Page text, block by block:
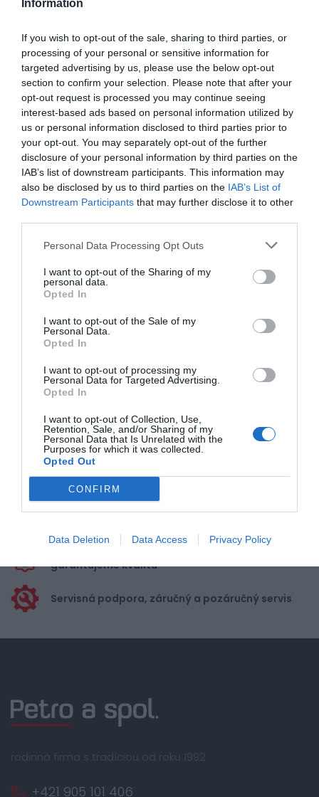
Information
If you wish to opt-out of the sale, sharing to third parties, or
processing of your personal or sensitive information for
targeted advertising by us, please use the below opt-out
section to confirm your selection. Please note that after your
opt-out request is processed you may continue seeing
interest-based ads based on personal information utilized by
us or personal information disclosed to third parties prior to
your opt-out. You may separately opt-out of the further
disclosure of your personal information by third parties on the
IAB’s list of downstream participants. This information may
also be disclosed by us to third parties on the IAB’s List of
Downstream Participants that may further disclose it to other
Personal Data Processing Opt Outs
I want to opt-out of the Sharing of my
personal data.
Opted In
I want to opt-out of the Sale of my
Personal Data.
Opted In
I want to opt-out of processing my
Personal Data for Targeted Advertising.
Opted In
I want to opt-out of Collection, Use,
Retention, Sale, and/or Sharing of my
Personal Data that Is Unrelated with the
Purposes for which it was collected.
Opted Out
CONFIRM
Data Deletion Data Access Privacy Policy
týchto kolies.
0.0
0% zákazníkov odporúča produkt
Pre pridanie recenzie sa musíte
prihlásiť
Doprava zadarmo pri
nákupe nad 100,00 €
Bezpečná platba
garantujeme kvalitu
Servisná podpora, záručný a pozáručný servis
rodinná firma s tradíciou od roku 1992
+421 905 101 406